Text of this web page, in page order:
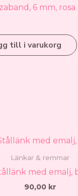
6 mm, rosa
till i varukorg
Länkar & remmar
med emalj,
90,00 kr